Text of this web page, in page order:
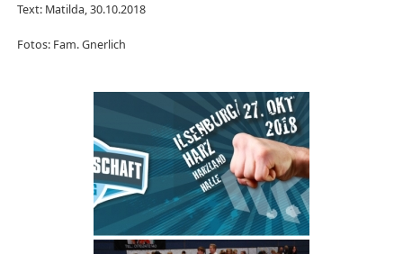
Text: Matilda, 30.10.2018
Fotos: Fam. Gnerlich